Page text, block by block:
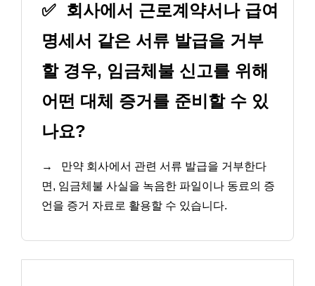
✅
회사에서 근로계약서나 급여
명세서 같은 서류 발급을 거부
할 경우, 임금체불 신고를 위해
어떤 대체 증거를 준비할 수 있
나요?
→
만약 회사에서 관련 서류 발급을 거부한다
면, 임금체불 사실을 녹음한 파일이나 동료의 증
언을 증거 자료로 활용할 수 있습니다.